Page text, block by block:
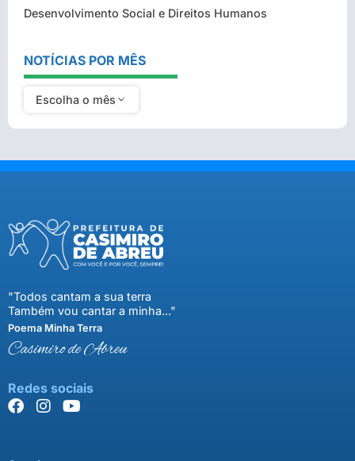
Desenvolvimento Social e Direitos Humanos
NOTÍCIAS POR MÊS
Escolha o mês
"Todos cantam a sua terra
Também vou cantar a minha..."
Poema Minha Terra
Casimiro de Abreu
Redes sociais